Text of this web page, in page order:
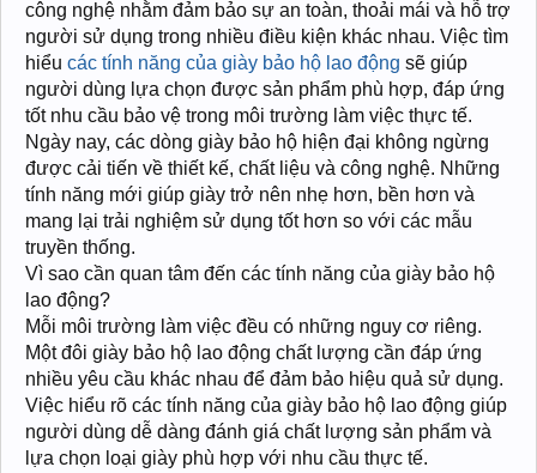
công nghệ nhằm đảm bảo sự an toàn, thoải mái và hỗ trợ
người sử dụng trong nhiều điều kiện khác nhau. Việc tìm
hiểu các tính năng của giày bảo hộ lao động sẽ giúp
người dùng lựa chọn được sản phẩm phù hợp, đáp ứng
tốt nhu cầu bảo vệ trong môi trường làm việc thực tế.
Ngày nay, các dòng giày bảo hộ hiện đại không ngừng
được cải tiến về thiết kế, chất liệu và công nghệ. Những
tính năng mới giúp giày trở nên nhẹ hơn, bền hơn và
mang lại trải nghiệm sử dụng tốt hơn so với các mẫu
truyền thống.
Vì sao cần quan tâm đến các tính năng của giày bảo hộ
lao động?
Mỗi môi trường làm việc đều có những nguy cơ riêng.
Một đôi giày bảo hộ lao động chất lượng cần đáp ứng
nhiều yêu cầu khác nhau để đảm bảo hiệu quả sử dụng.
Việc hiểu rõ các tính năng của giày bảo hộ lao động giúp
người dùng dễ dàng đánh giá chất lượng sản phẩm và
lựa chọn loại giày phù hợp với nhu cầu thực tế.